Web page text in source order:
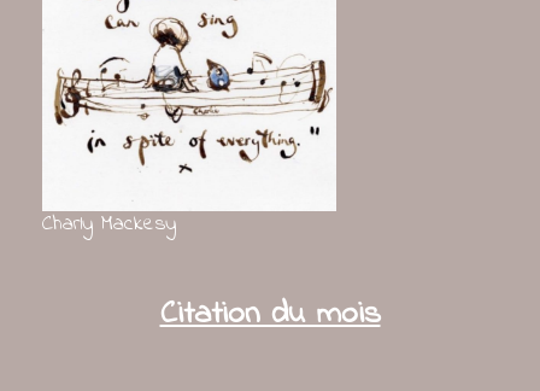
Charly Mackesy
Citation du mois